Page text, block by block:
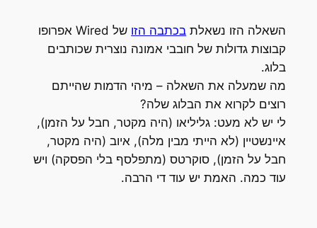
השאלה הזו נשאלת בכתבה הזו
של Wired אפרופו
קבוצות גדולות של חובבי אמונה נוצרית שכותבים
בלוג.
מה שמעלה את השאלה – מיהי הדמות שהייתם
רוצים לקרוא את הבלוג שלה?
לי יש לא מעט: גליליאו (היה מקטר, חבל על הזמן),
איינשטיין (לא הייתי מבין מלה), איוב (היה מקטר,
חבל על הזמן), סוקרטס (מתפלסף בלי הפסקה) ויש
עוד כמה. האמת יש עוד די הרבה.